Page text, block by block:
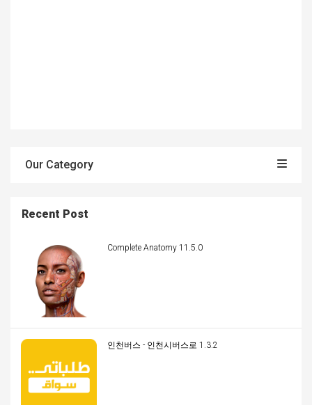
Our Category
Recent Post
Complete Anatomy 11.5.0
인천버스 - 인천시버스로 1.3.2